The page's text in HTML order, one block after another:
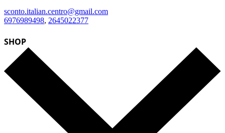
sconto.italian.centro@gmail.com
6976989498, 2645022377
SHOP